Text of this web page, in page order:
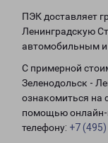
ПЭК доставляет
Ленинградскую
автомобильным и
С примерной
Зеленодольск -
ознакомиться на
помощью онлайн-
телефону: +7